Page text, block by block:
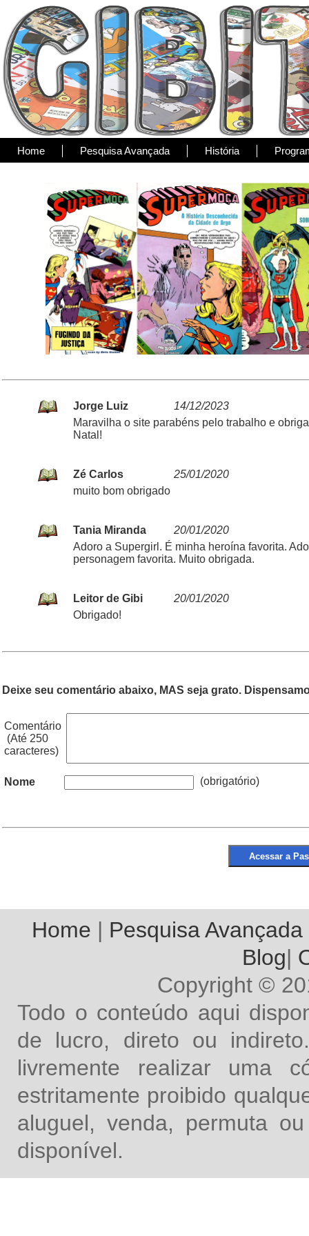
Home Pesquisa Avançada História
Jorge Luiz
14/12/2023
Maravilha o site parabéns pelo trabalho e
Natal!
Zé Carlos
25/01/2020
muito bom obrigado
Tania Miranda
20/01/2020
Adoro a Supergirl. É minha heroína favorita.
personagem favorita. Muito obrigada.
Leitor de Gibi
20/01/2020
Obrigado!
Deixe seu comentário abaixo, MAS seja grato.
Comentário
(Até 250
caracteres)
Nome (obrigatório)
Home | Pesquisa Avançada
Blog|
Copyright ©
Todo o conteúdo aqui
de lucro, direto ou
livremente realizar uma
estritamente proibido
aluguel, venda, permuta
disponível.